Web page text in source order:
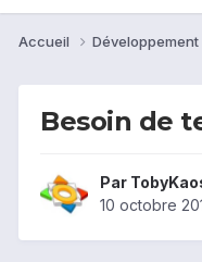
Accueil Développement
Besoin de
Par
10 octobre